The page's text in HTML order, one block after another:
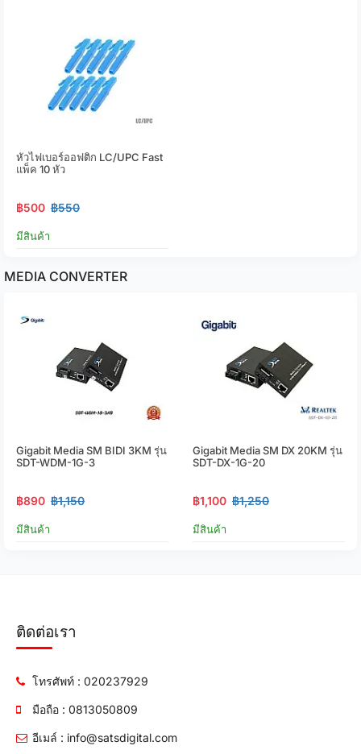
หัวไฟเบอร์ออฟติก LC/UPC Fast
แพ็ค 10 หัว
฿500 ฿550
มีสินค้า
MEDIA CONVERTER
Gigabit Media SM BIDI 3KM รุ่น
SDT-WDM-1G-3
฿890 ฿1,150
มีสินค้า
Gigabit Media SM DX 20KM รุ่น
SDT-DX-1G-20
฿1,100 ฿1,250
มีสินค้า
ติดต่อเรา
โทรศัพท์ : 020237929
มือถือ : 0813050809
อีเมล์ : info@satsdigital.com